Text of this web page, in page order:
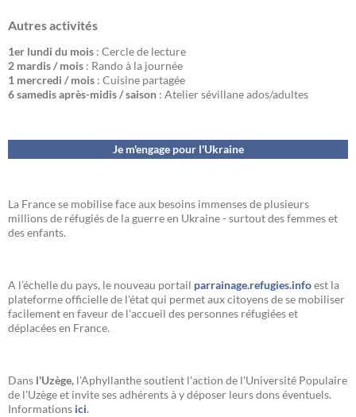
Autres activités
1er lundi du mois : Cercle de lecture
2 mardis / mois : Rando à la journée
1 mercredi / mois : Cuisine partagée
6 samedis après-midis / saison : Atelier sévillane ados/adultes
Je m'engage pour l'Ukraine
La France se mobilise face aux besoins immenses de plusieurs
millions de réfugiés de la guerre en Ukraine - surtout des femmes et
des enfants.
A l’échelle du pays, le nouveau portail parrainage.refugies.infoest la
plateforme officielle de l'état qui permet aux citoyens de se mobiliser
facilement en faveur de l'accueil des personnes réfugiées et
déplacées en France.
Dans l'Uzège, l'Aphyllanthe soutient l'action de l'Université Populaire
de l'Uzège et invite ses adhérents à y déposer leurs dons éventuels.
Informations ici.